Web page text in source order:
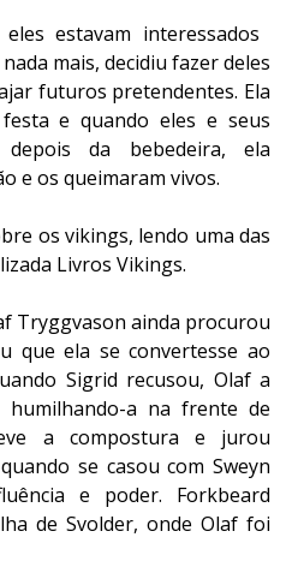
estavam interessados
mais, decidiu fazer deles
futuros pretendentes. Ela
e quando eles e seus
depois da bebedeira, ela
e os queimaram vivos.
os vikings, lendo uma das
Livros Vikings.
Tryggvason ainda procurou
que ela se convertesse ao
Sigrid recusou, Olaf a
humilhando-a na frente de
a compostura e jurou
se casou com Sweyn
e poder. Forkbeard
de Svolder, onde Olaf foi